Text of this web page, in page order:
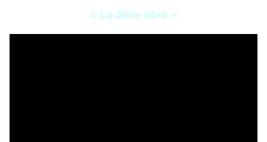
« La Bête libre »